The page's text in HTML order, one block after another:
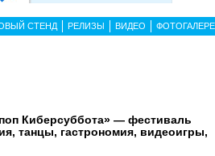
СТЕНД РЕЛИЗЫ ВИДЕО
Киберсуббота» — фестиваль
танцы, гастрономия, видеоигры,